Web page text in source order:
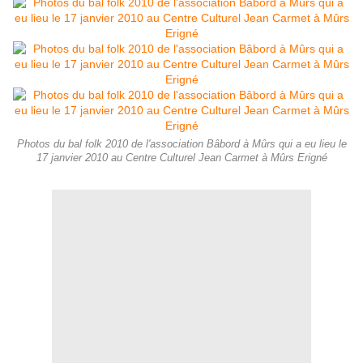
Photos du bal folk 2010 de l'association Bâbord à Mûrs qui a eu lieu le
17 janvier 2010 au Centre Culturel Jean Carmet à Mûrs Erigné